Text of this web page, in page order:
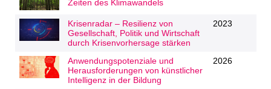
Zeiten des Klimawandels
Krisenradar – Resilienz von
Gesellschaft, Politik und Wirtschaft
durch Krisenvorhersage stärken
2023
Anwendungspotenziale und
Herausforderungen von künstlicher
Intelligenz in der Bildung
2026